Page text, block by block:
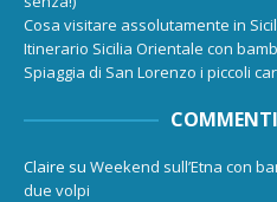
Cosa visitare assolutamente in
Itinerario Sicilia Orientale con
Spiaggia di San Lorenzo i piccoli
Claire su Weekend sull’Etna con
due volpi